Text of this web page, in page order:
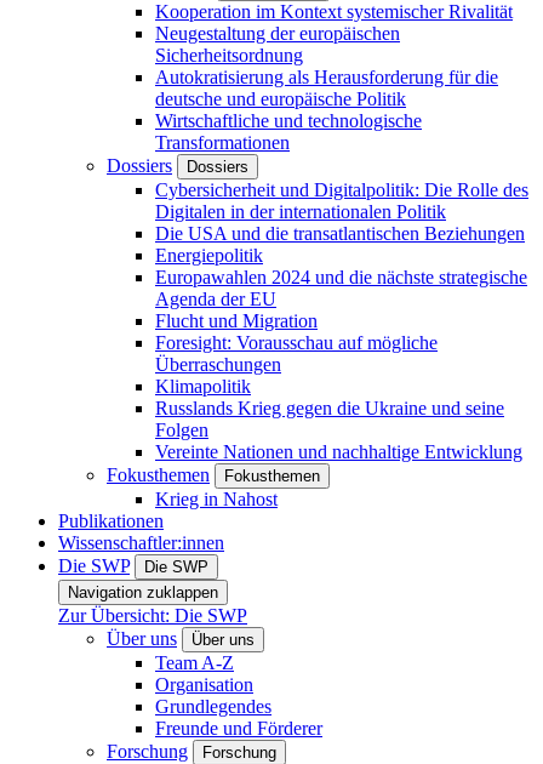
Kooperation im Kontext systemischer Rivalität
Neugestaltung der europäischen
Sicherheitsordnung
Autokratisierung als Herausforderung für die
deutsche und europäische Politik
Wirtschaftliche und technologische
Transformationen
Dossiers
Dossiers
Cybersicherheit und Digitalpolitik: Die Rolle des
Digitalen in der internationalen Politik
Die USA und die transatlantischen Beziehungen
Energiepolitik
Europawahlen 2024 und die nächste strategische
Agenda der EU
Flucht und Migration
Foresight: Vorausschau auf mögliche
Überraschungen
Klimapolitik
Russlands Krieg gegen die Ukraine und seine
Folgen
Vereinte Nationen und nachhaltige Entwicklung
Fokusthemen
Fokusthemen
Krieg in Nahost
Publikationen
Wissenschaftler:innen
Die SWP
Die SWP
Navigation zuklappen
Zur Übersicht: Die SWP
Über uns
Über uns
Team A-Z
Organisation
Grundlegendes
Freunde und Förderer
Forschung
Forschung